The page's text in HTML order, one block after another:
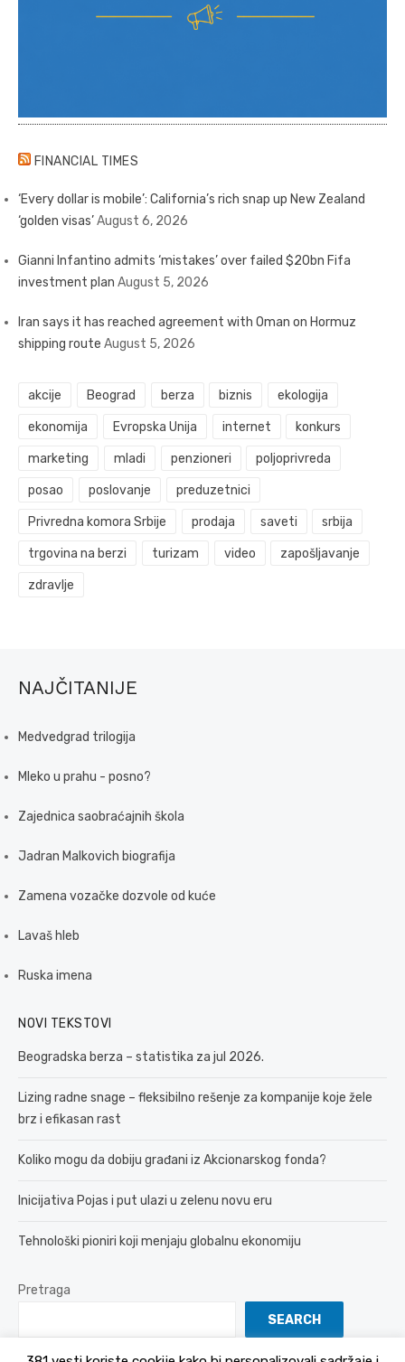
FINANCIAL TIMES
‘Every dollar is mobile’: California’s rich snap up New Zealand
‘golden visas’August 6, 2026
Gianni Infantino admits ‘mistakes’ over failed $20bn Fifa
investment plan August 5, 2026
Iran says it has reached agreement with Oman on Hormuz
shipping route August 5, 2026
akcije Beograd berza biznis ekologija
ekonomija Evropska Unija internet konkurs
marketing mladi penzioneri poljoprivreda
posao poslovanje preduzetnici
Privredna komora Srbije prodaja saveti srbija
trgovina na berzi turizam video zapošljavanje
zdravlje
NAJČITANIJE
Medvedgrad trilogija
Mleko u prahu - posno?
Zajednica saobraćajnih škola
Jadran Malkovich biografija
Zamena vozačke dozvole od kuće
Lavaš hleb
Ruska imena
NOVI TEKSTOVI
Beogradska berza – statistika za jul 2026.
Lizing radne snage – fleksibilno rešenje za kompanije koje žele
brz i efikasan rast
Koliko mogu da dobiju građani iz Akcionarskog fonda?
Inicijativa Pojas i put ulazi u zelenu novu eru
Tehnološki pioniri koji menjaju globalnu ekonomiju
Pretraga
SEARCH